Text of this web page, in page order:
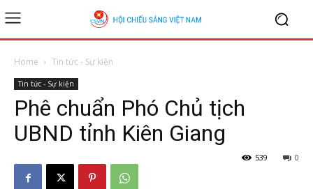
Home Tin tức - Sự kiện
Tin tức - Sự kiện
Phê chuẩn Phó Chủ tịch
UBND tỉnh Kiên Giang
0
539